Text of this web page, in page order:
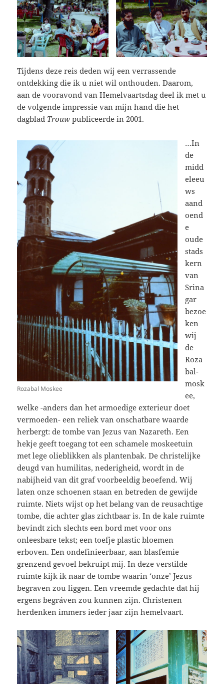
Tijdens deze reis deden wij een verrassende
ontdekking die ik u niet wil onthouden. Daarom,
aan de vooravond van Hemelvaartsdag deel ik met u
de volgende impressie van mijn hand die het
dagblad Trouw publiceerde in 2001.
Rozabal Moskee
…In
de
midd
eleeu
ws
aand
oend
e
oude
stads
kern
van
Srina
gar
bezoe
ken
wij
de
Roza
bal-
mosk
ee,
welke -anders dan het armoedige exterieur doet
vermoeden- een reliek van onschatbare waarde
herbergt: de tombe van Jezus van Nazareth. Een
hekje geeft toegang tot een schamele moskeetuin
met lege olieblikken als plantenbak. De christelijke
deugd van humilitas, nederigheid, wordt in de
nabijheid van dit graf voorbeeldig beoefend. Wij
laten onze schoenen staan en betreden de gewijde
ruimte. Niets wijst op het belang van de reusachtige
tombe, die achter glas zichtbaar is. In de kale ruimte
bevindt zich slechts een bord met voor ons
onleesbare tekst; een toefje plastic bloemen
erboven. Een ondefinieerbaar, aan blasfemie
grenzend gevoel bekruipt mij. In deze verstilde
ruimte kijk ik naar de tombe waarin ‘onze’ Jezus
begraven zou liggen. Een vreemde gedachte dat hij
ergens begráven zou kunnen zijn. Christenen
herdenken immers ieder jaar zijn hemelvaart.